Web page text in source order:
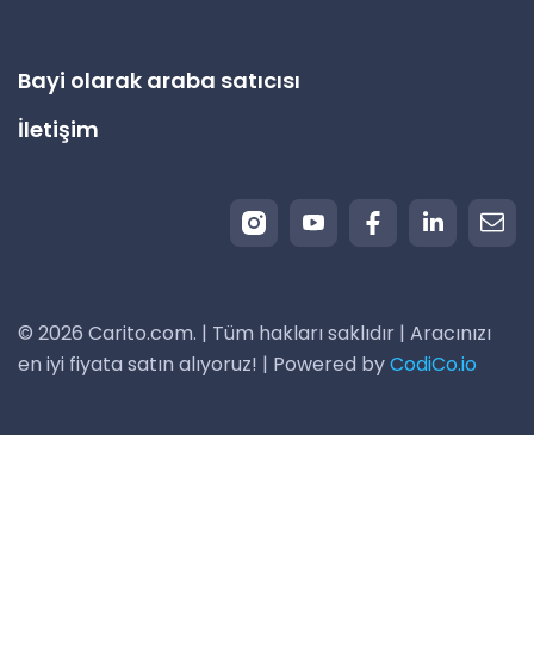
Bayi olarak araba satıcısı
İletişim
© 2026 Carito.com. | Tüm hakları saklıdır | Aracınızı
en iyi fiyata satın alıyoruz! | Powered byCodiCo.io